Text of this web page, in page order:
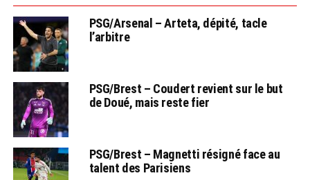
PSG/Arsenal – Arteta, dépité, tacle
l’arbitre
PSG/Brest – Coudert revient sur le but
de Doué, mais reste fier
PSG/Brest – Magnetti résigné face au
talent des Parisiens